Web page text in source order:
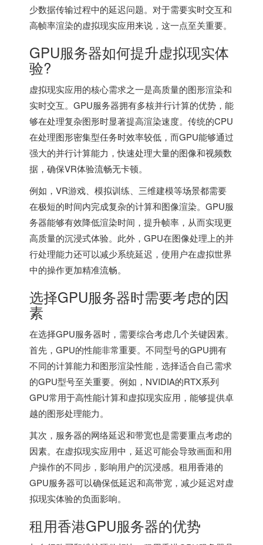
少数据传输过程中的延迟问题。对于需要实时交互和
高帧率渲染的虚拟现实应用来说，这一点至关重要。
GPU服务器如何提升虚拟现实体
验?
虚拟现实应用的核心需求之一是高质量的图形渲染和
实时交互。GPU服务器拥有多核并行计算的优势，能
够在处理复杂图形时显著提高渲染速度。传统的CPU
在处理图形密集型任务时效率较低，而GPU能够通过
强大的并行计算能力，快速处理大量的图像和视频数
据，确保VR体验流畅无卡顿。
例如，VR游戏、模拟训练、三维建模等场景都需要
在极短的时间内完成复杂的计算和图像渲染。GPU服
务器能够有效降低渲染时间，提升帧率，从而实现更
高质量的沉浸式体验。此外，GPU在图像处理上的并
行处理能力还可以减少系统延迟，使用户在虚拟世界
中的操作更加精准流畅。
选择GPU服务器时需要考虑的因
素
在选择GPU服务器时，需要综合考虑几个关键因素。
首先，GPU的性能非常重要。不同型号的GPU拥有
不同的计算能力和图形渲染性能，选择适合自己需求
的GPU型号至关重要。例如，NVIDIA的RTX系列
GPU常用于高性能计算和虚拟现实应用，能够提供卓
越的图形处理能力。
其次，服务器的网络延迟和带宽也是需要重点考虑的
因素。在虚拟现实应用中，延迟可能会导致画面和用
户操作的不同步，影响用户的沉浸感。租用香港的
GPU服务器可以确保低延迟和高带宽，减少延迟对虚
拟现实体验的负面影响。
租用香港GPU服务器的优势